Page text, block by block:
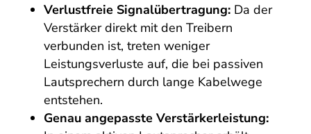
Verlustfreie Signalübertragung:Da der
Verstärker direkt mit den Treibern
verbunden ist, treten weniger
Leistungsverluste auf, die bei passiven
Lautsprechern durch lange Kabelwege
entstehen.
Genau angepasste Verstärkerleistung: